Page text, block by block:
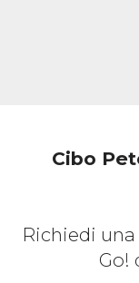
Cibo
Richiedi
Go!